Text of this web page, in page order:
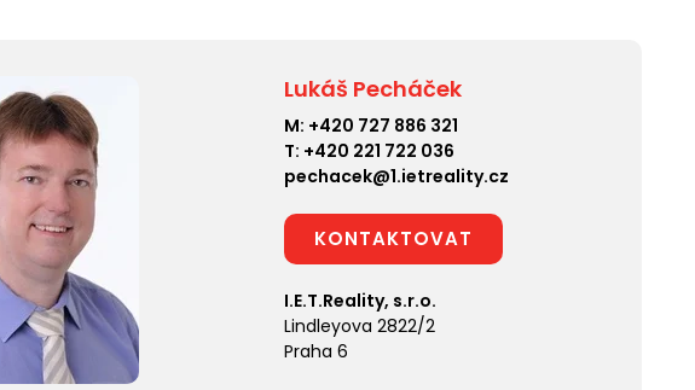
Lukáš Pecháček
M: +420 727 886 321
T: +420 221 722 036
pechacek@1.ietreality.cz
KONTAKTOVAT
I.E.T.Reality, s.r.o.
Lindleyova 2822/2
Praha 6